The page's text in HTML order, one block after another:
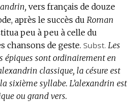
vers français de douze
après le succès du Roman
peu à peu à celle du
chansons de geste. Subst. Les
épiques sont ordinairement en
classique, la césure est
sixième syllabe. L’alexandrin est
ou grand vers.